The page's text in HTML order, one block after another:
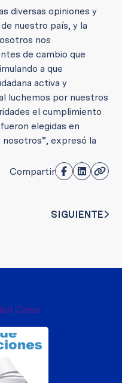
diversas opiniones y
nuestro país, y la
nos
de cambio que
a que
activa y
luchemos por nuestros
el cumplimiento
elegidas en
expresó la
Compartir
SIGUIENTE